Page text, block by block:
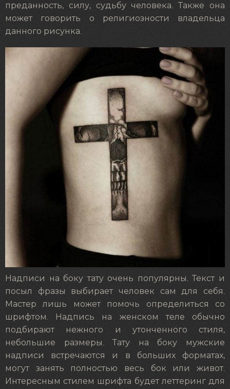
преданность, силу, судьбу человека. Также она
может говорить о религиозности владельца
данного рисунка.
Надписи на боку тату очень популярны. Текст и
посыл фразы выбирает человек сам для себя.
Мастер лишь может помочь определиться со
шрифтом. Надпись на женском теле обычно
подбирают нежного и утонченного стиля,
небольшие размеры. Тату на боку мужские
надписи встречаются и в больших форматах,
могут занять полностью весь бок или живот.
Интересным стилем шрифта будет леттеринг для